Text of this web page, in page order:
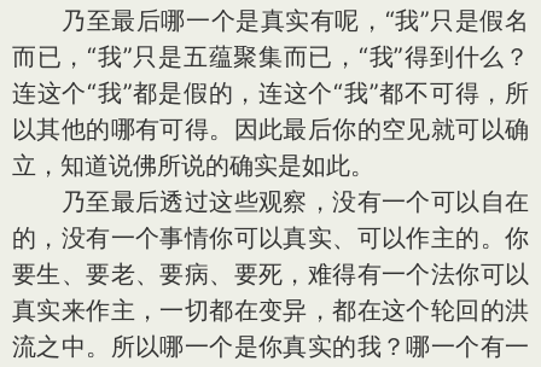
乃至最后哪一个是真实有呢，“我”只是假名
而已，“我”只是五蕴聚集而已，“我”得到什么？
连这个“我”都是假的，连这个“我”都不可得，所
以其他的哪有可得。因此最后你的空见就可以确
立，知道说佛所说的确实是如此。
乃至最后透过这些观察，没有一个可以自在
的，没有一个事情你可以真实、可以作主的。你
要生、要老、要病、要死，难得有一个法你可以
真实来作主，一切都在变异，都在这个轮回的洪
流之中。所以哪一个是你真实的我？哪一个有一